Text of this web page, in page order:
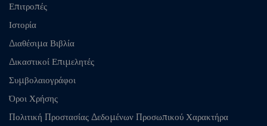
Επιτροπές
Ιστορία
Διαθέσιμα Βιβλία
Δικαστικοί Επιμελητές
Συμβολαιογράφοι
Όροι Χρήσης
Πολιτική Προστασίας Δεδομένων Προσωπικού Χαρακτήρα